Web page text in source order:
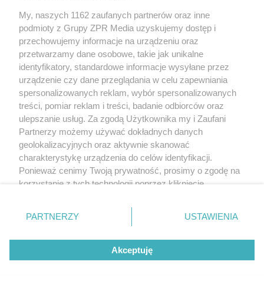
chłodzi tak samo
My, naszych 1162 zaufanych partnerów oraz inne
podmioty z Grupy ZPR Media uzyskujemy dostęp i
przechowujemy informacje na urządzeniu oraz
przetwarzamy dane osobowe, takie jak unikalne
identyfikatory, standardowe informacje wysyłane przez
urządzenie czy dane przeglądania w celu zapewniania
spersonalizowanych reklam, wybór spersonalizowanych
treści, pomiar reklam i treści, badanie odbiorców oraz
ulepszanie usług. Za zgodą Użytkownika my i Zaufani
Partnerzy możemy używać dokładnych danych
geolokalizacyjnych oraz aktywnie skanować
charakterystykę urządzenia do celów identyfikacji.
Ponieważ cenimy Twoją prywatność, prosimy o zgodę na
korzystanie z tych technologii poprzez kliknięcie
zmienić/wycofać klikając przycisk ustawień prywatności
znajdujący się w lewym dolnym rogu strony
rodzaje przetwarzania danych nie wymagają zgody
użytkownika, ale masz prawo sprzeciwić się takiemu
przetwarzaniu. Preferencje będą miały zastosowanie tylko
PARTNERZY USTAWIENIA
Akceptuję